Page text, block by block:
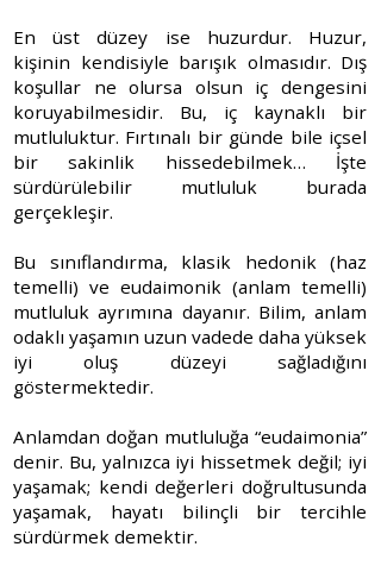
En üst düzey ise huzurdur. Huzur,
kişinin kendisiyle barışık olmasıdır. Dış
koşullar ne olursa olsun iç dengesini
koruyabilmesidir. Bu, iç kaynaklı bir
mutluluktur. Fırtınalı bir günde bile içsel
bir sakinlik hissedebilmek… İşte
sürdürülebilir mutluluk burada
gerçekleşir.
Bu sınıflandırma, klasik hedonik (haz
temelli) ve eudaimonik (anlam temelli)
mutluluk ayrımına dayanır. Bilim, anlam
odaklı yaşamın uzun vadede daha yüksek
iyi oluş düzeyi sağladığını
göstermektedir.
Anlamdan doğan mutluluğa “eudaimonia”
denir. Bu, yalnızca iyi hissetmek değil; iyi
yaşamak; kendi değerleri doğrultusunda
yaşamak, hayatı bilinçli bir tercihle
sürdürmek demektir.